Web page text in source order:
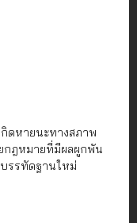
กิดหายนะทางสภาพ
กฎหมายที่มีผลผูกพัน
บรรทัดฐานใหม่